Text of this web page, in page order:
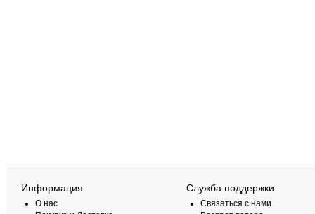
Информация
О нас
Служба поддержки
Связаться с нами